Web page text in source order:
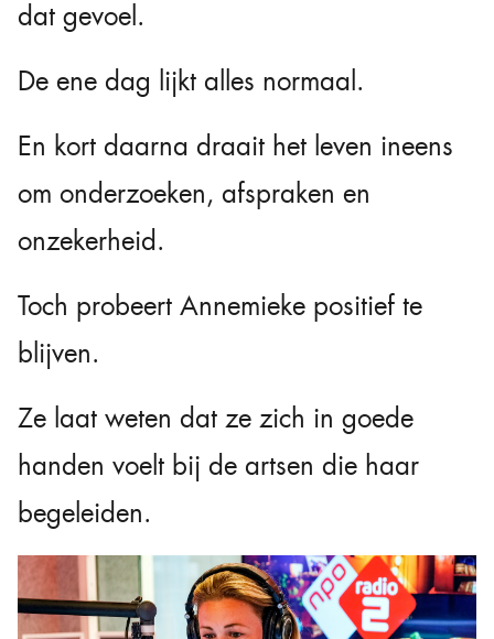
dat gevoel.
De ene dag lijkt alles normaal.
En kort daarna draait het leven ineens
om onderzoeken, afspraken en
onzekerheid.
Toch probeert Annemieke positief te
blijven.
Ze laat weten dat ze zich in goede
handen voelt bij de artsen die haar
begeleiden.